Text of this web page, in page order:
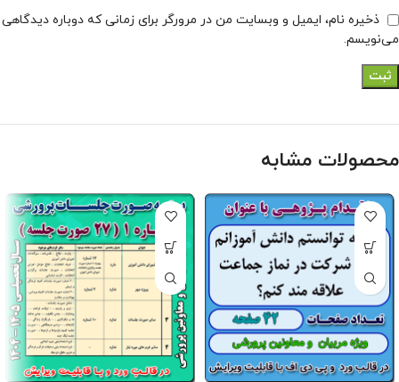
ذخیره نام، ایمیل و وبسایت من در مرورگر برای زمانی که دوباره دیدگاهی
می‌نویسم.
محصولات مشابه